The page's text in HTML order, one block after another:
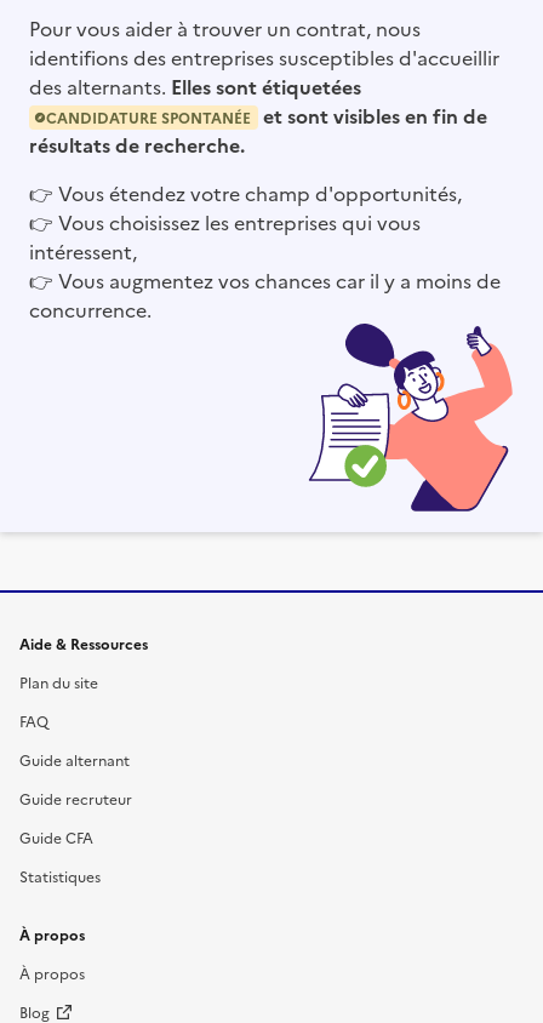
Pour vous aider à trouver un contrat, nous
identifions des entreprises susceptibles d'accueillir
des alternants. Elles sont étiquetées
CANDIDATURE SPONTANÉE
et sont visibles en fin de
résultats de recherche.
👉 Vous étendez votre champ d'opportunités,
👉 Vous choisissez les entreprises qui vous
intéressent,
👉 Vous augmentez vos chances car il y a moins de
concurrence.
Informations et liens du site
Aide & Ressources
Plan du site
FAQ
Guide alternant
Guide recruteur
Guide CFA
Statistiques
À propos
À propos
Blog